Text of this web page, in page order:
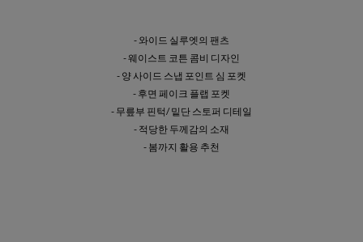
- 와이드 실루엣의 팬츠
- 웨이스트 코튼 콤비 디자인
- 양 사이드 스냅 포인트 심 포켓
- 후면 페이크 플랩 포켓
- 무릎부 핀턱/ 밑단 스토퍼 디테일
- 적당한 두께감의 소재
- 봄까지 활용 추천